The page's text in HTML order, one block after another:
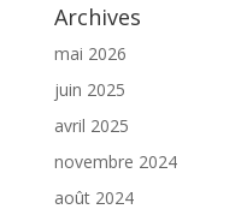
Archives
mai 2026
juin 2025
avril 2025
novembre 2024
août 2024